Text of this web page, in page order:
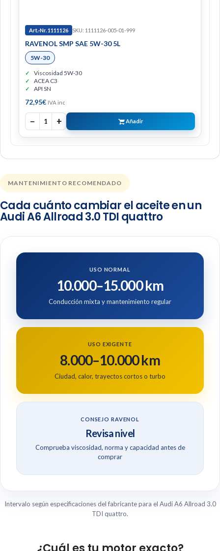
Art.-Nr. 1111126 SKU: 1111126-005-01-999
RAVENOL SMP SAE 5W-30 5L
5W-30
Viscosidad 5W-30
ACEA C3
API SN
72,95€ IVA inc
− 1 + Añadir
MANTENIMIENTO RECOMENDADO
Cada cuánto cambiar el aceite en un
Audi A6 Allroad 3.0 TDI quattro
USO NORMAL
10.000–15.000 km
Conducción mixta y mantenimiento regular
USO EXIGENTE
8.000–10.000 km
Ciudad, calor, trayectos cortos o turbo
CONSEJO RAVENOL
Revisa nivel
Comprueba viscosidad, norma y capacidad antes de
comprar
Intervalo según especificaciones del fabricante para el Audi A6 Allroad 3.0
TDI quattro.